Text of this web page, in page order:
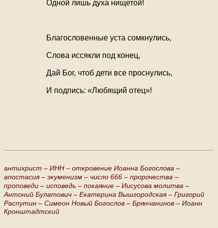
Одной лишь духа нищетой!
Благословенные уста сомкнулись,
Слова иссякли под конец,
Дай Бог, чтоб дети все проснулись,
И подпись: «Любящий отец»!
антихрист – ИНН – откровение Иоанна Богослова –
апостасия – экуменизм – число 666 – пророчества –
проповеди – исповедь – покаяние – Иисусова молитва –
Антоний Булатович – Екатерина Вышгородская – Григорий
Распутин – Симеон Новый Богослов – Брянчанинов – Иоанн
Кронштадтский